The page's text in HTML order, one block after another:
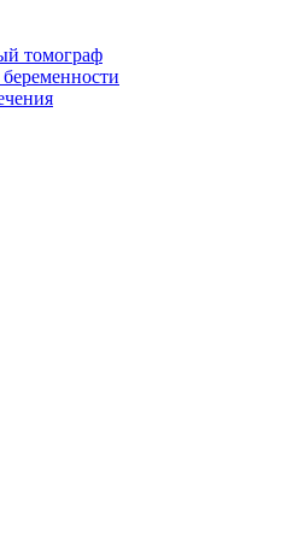
томограф